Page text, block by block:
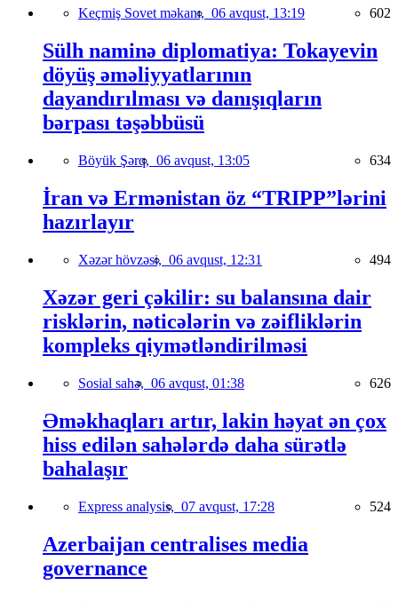
Keçmiş Sovet məkanı, 06 avqust, 13:19 602
Sülh naminə diplomatiya: Tokayevin
döyüş əməliyyatlarının
dayandırılması və danışıqların
bərpası təşəbbüsü
Böyük Şərq, 06 avqust, 13:05 634
İran və Ermənistan öz “TRIPP”lərini
hazırlayır
Xəzər hövzəsi, 06 avqust, 12:31 494
Xəzər geri çəkilir: su balansına dair
risklərin, nəticələrin və zəifliklərin
kompleks qiymətləndirilməsi
Sosial sahə, 06 avqust, 01:38 626
Əməkhaqları artır, lakin həyat ən çox
hiss edilən sahələrdə daha sürətlə
bahalaşır
Express analysis, 07 avqust, 17:28 524
Azerbaijan centralises media
governance